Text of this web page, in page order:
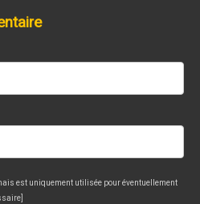
est uniquement utilisée pour éventuellement